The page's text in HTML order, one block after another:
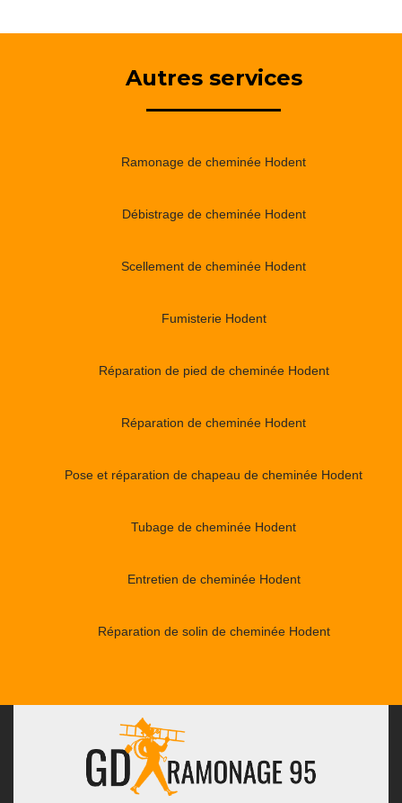
Autres services
Ramonage de cheminée Hodent
Débistrage de cheminée Hodent
Scellement de cheminée Hodent
Fumisterie Hodent
Réparation de pied de cheminée Hodent
Réparation de cheminée Hodent
Pose et réparation de chapeau de cheminée Hodent
Tubage de cheminée Hodent
Entretien de cheminée Hodent
Réparation de solin de cheminée Hodent